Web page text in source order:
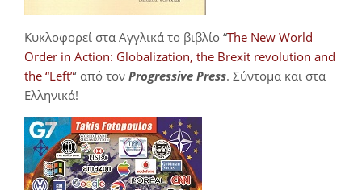
Κυκλοφορεί στα Αγγλικά το βιβλίο “The New World
Order in Action: Globalization, the Brexit revolution and
the “Left”‘ από τον Progressive Press. Σύντομα και στα
Ελληνικά!